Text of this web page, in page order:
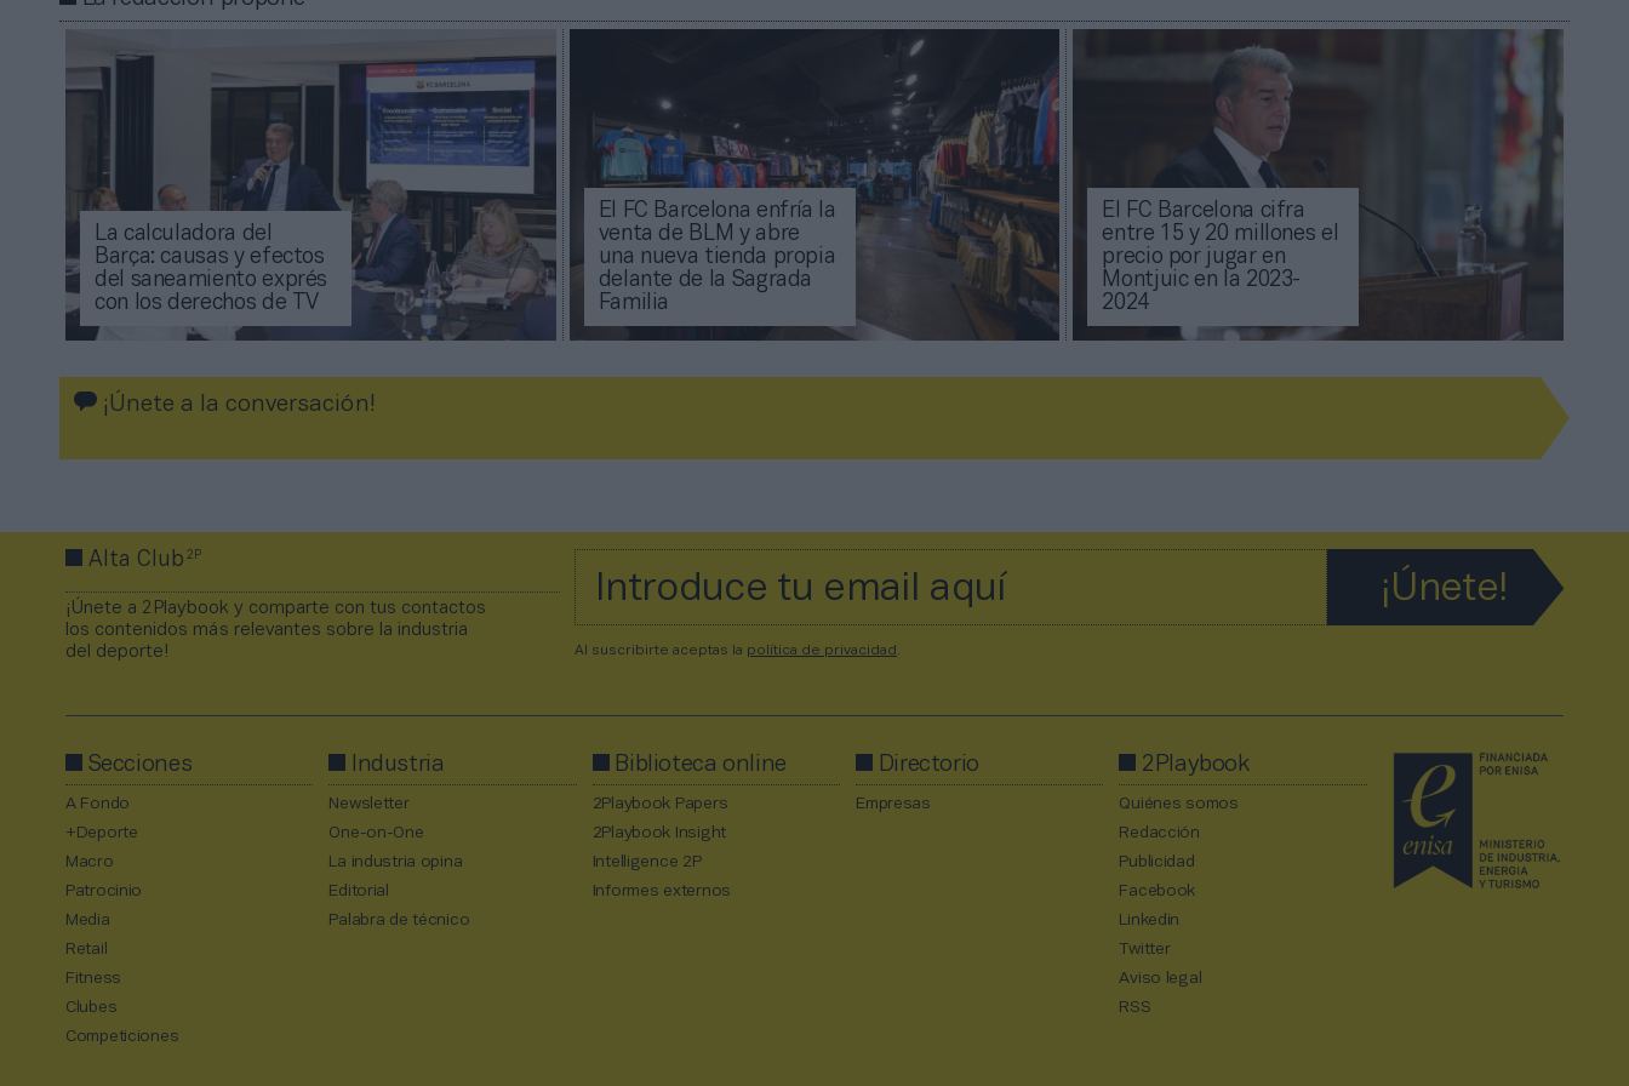
La calculadora del
Barça: causas y efectos
del saneamiento exprés
con los derechos de TV
El FC Barcelona enfría la
venta de BLM y abre
una nueva tienda propia
delante de la Sagrada
Familia
El FC Barcelona cifra
entre 15 y 20 millones el
precio por jugar en
Montjuic en la 2023-
2024
¡Únete a la conversación!
Alta Club2P
¡Únete a 2Playbook y comparte con tus contactos
los contenidos más relevantes sobre la industria
del deporte!
Al suscribirte aceptas la política de privacidad
Secciones
A Fondo
+Deporte
Macro
Patrocinio
Media
Retail
Fitness
Clubes
Competiciones
Industria
Newsletter
One-on-One
La industria opina
Editorial
Palabra de técnico
Biblioteca online
2Playbook Papers
2Playbook Insight
Intelligence 2P
Informes externos
Directorio
Empresas
2Playbook
Quiénes somos
Redacción
Publicidad
Facebook
Linkedin
Twitter
Aviso legal
RSS